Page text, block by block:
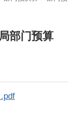
部门预算